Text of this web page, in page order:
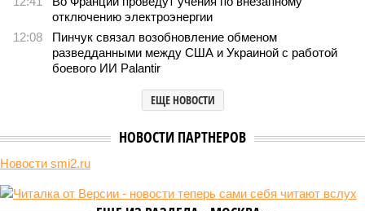
отключению электроэнергии
12:08
Пинчук связал возобновление обменом
разведданными между США и Украиной с работой
боевого ИИ Palantir
ЕЩЕ НОВОСТИ
НОВОСТИ ПАРТНЕРОВ
Новости smi2.ru